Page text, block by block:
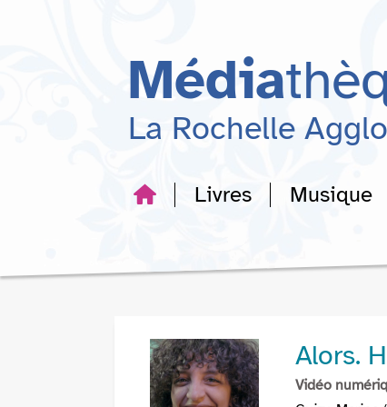
recherche
Média
La Rochelle Agglo
Livres Musique
Alors.
Vidéo